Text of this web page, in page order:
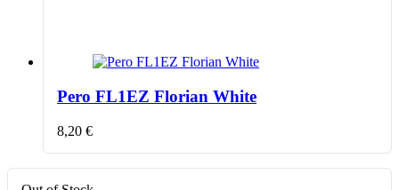
Pero FL1EZ Florian White
8,20 €